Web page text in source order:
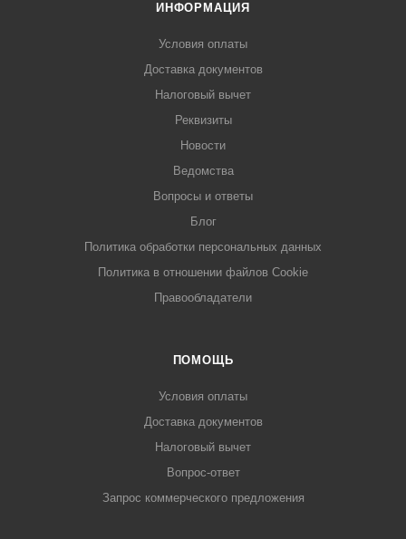
ИНФОРМАЦИЯ
Условия оплаты
Доставка документов
Налоговый вычет
Реквизиты
Новости
Ведомства
Вопросы и ответы
Блог
Политика обработки персональных данных
Политика в отношении файлов Cookie
Правообладатели
ПОМОЩЬ
Условия оплаты
Доставка документов
Налоговый вычет
Вопрос-ответ
Запрос коммерческого предложения